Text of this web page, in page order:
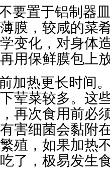
要置于铝制器
膜，较咸的菜
变化，对身体
用保鲜膜包上
加热更长时间
荤菜较多。这
再次食用前必
害细菌会黏附
殖，如果加热
了，极易发生